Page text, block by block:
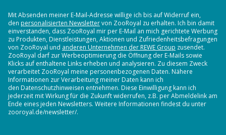
Mit Absenden meiner E-Mail-Adresse willige ich bis auf Widerruf ein,
den personalisierten Newslettervon ZooRoyal zu erhalten. Ich bin damit
einverstanden, dass ZooRoyal mir per E-Mail an mich gerichtete Werbung
zu Produkten, Dienstleistungen, Aktionen und Zufriedenheitsbefragungen
von ZooRoyal und anderen Unternehmen der REWE Group zusendet.
ZooRoyal darf zur Werbeoptimierung die Öffnung der E-Mails sowie
Klicks auf enthaltene Links erheben und analysieren. Zu diesem Zweck
verarbeitet ZooRoyal meine personenbezogenen Daten. Nähere
Informationen zur Verarbeitung meiner Daten kann ich
den Datenschutzhinweisen entnehmen. Diese Einwilligung kann ich
jederzeit mit Wirkung für die Zukunft widerrufen, z.B. per Abmeldelink am
Ende eines jeden Newsletters. Weitere Informationen findest du unter
zooroyal.de/newsletter/.